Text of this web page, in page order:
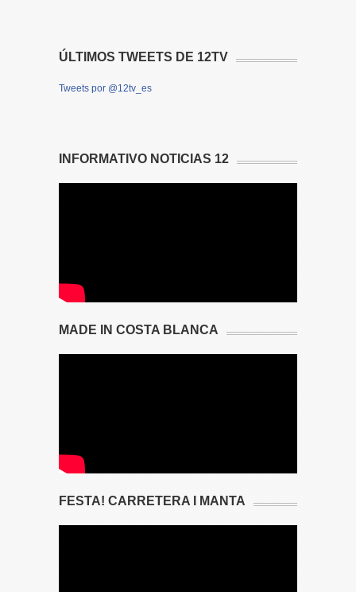
ÚLTIMOS TWEETS DE 12TV
Tweets por @12tv_es
INFORMATIVO NOTICIAS 12
MADE IN COSTA BLANCA
FESTA! CARRETERA I MANTA